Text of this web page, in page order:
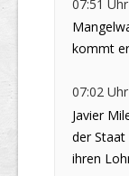
07:51 Uhr
kommt
07:02 Uhr
Javier
der
ihren